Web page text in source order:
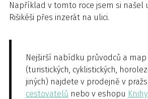
Například v tomto roce jsem si našel
Rišikéši přes inzerát na ulici.
Nejširší nabídku průvodců a
(turistických, cyklistických,
jiných) najdete v prodejně v
cestovatelů nebo v eshopu